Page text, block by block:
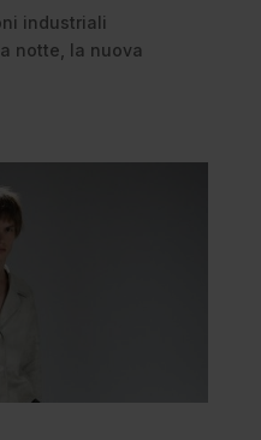
industriali
notte, la nuova